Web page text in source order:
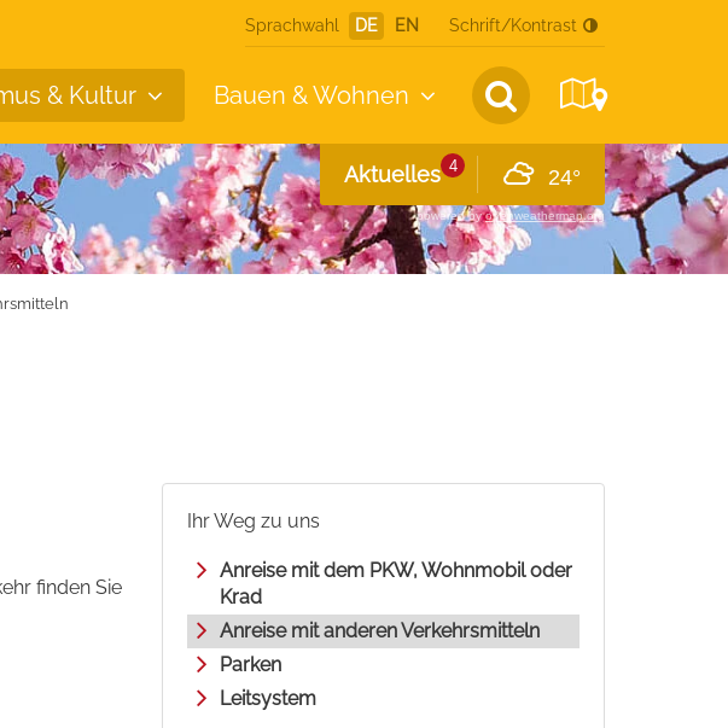
Sprachwahl DE EN Schrift/Kontrast
Aktuelles 4 24°
powered byopenweathermap.org
& Kultur Bauen &Wohnen
finden Sie
Ihr Weg zu uns
Anreise mit dem PKW, Wohnmobil oder
Krad
Anreise mit anderen Verkehrsmitteln
Parken
Leitsystem